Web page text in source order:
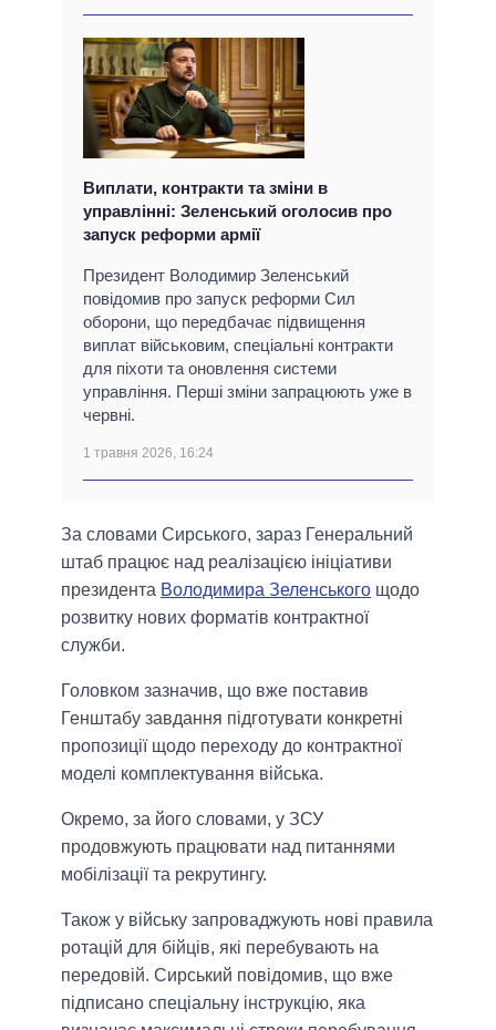
Виплати, контракти та зміни в
управлінні: Зеленський оголосив про
запуск реформи армії
Президент Володимир Зеленський
повідомив про запуск реформи Сил
оборони, що передбачає підвищення
виплат військовим, спеціальні контракти
для піхоти та оновлення системи
управління. Перші зміни запрацюють уже в
червні.
1 травня 2026, 16:24
За словами Сирського, зараз Генеральний
штаб працює над реалізацією ініціативи
президента Володимира Зеленського щодо
розвитку нових форматів контрактної
служби.
Головком зазначив, що вже поставив
Генштабу завдання підготувати конкретні
пропозиції щодо переходу до контрактної
моделі комплектування війська.
Окремо, за його словами, у ЗСУ
продовжують працювати над питаннями
мобілізації та рекрутингу.
Також у війську запроваджують нові правила
ротацій для бійців, які перебувають на
передовій. Сирський повідомив, що вже
підписано спеціальну інструкцію, яка